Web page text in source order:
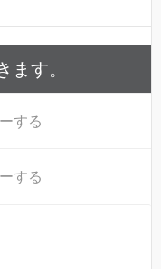
ます。
する
する